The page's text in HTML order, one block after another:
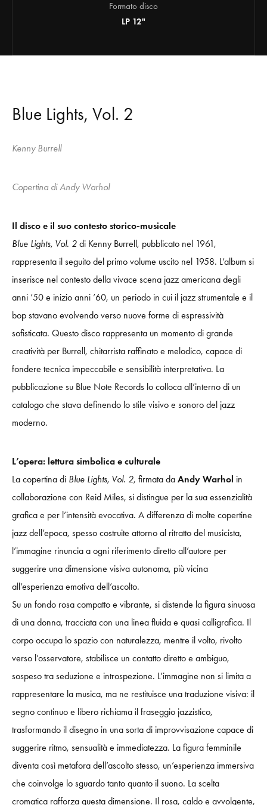
Formato disco
LP 12"
Blue Lights, Vol. 2
Kenny Burrell
Copertina di Andy Warhol
Il disco e il suo contesto storico-musicale
Blue Lights, Vol. 2 di Kenny Burrell, pubblicato nel 1961,
rappresenta il seguito del primo volume uscito nel 1958. L’album si
inserisce nel contesto della vivace scena jazz americana degli
anni ’50 e inizio anni ’60, un periodo in cui il jazz strumentale e il
bop stavano evolvendo verso nuove forme di espressività
sofisticata. Questo disco rappresenta un momento di grande
creatività per Burrell, chitarrista raffinato e melodico, capace di
fondere tecnica impeccabile e sensibilità interpretativa. La
pubblicazione su Blue Note Records lo colloca all’interno di un
catalogo che stava definendo lo stile visivo e sonoro del jazz
moderno.
L’opera: lettura simbolica e culturale
La copertina di Blue Lights, Vol. 2, firmata da Andy Warhol in
collaborazione con Reid Miles, si distingue per la sua essenzialità
grafica e per l’intensità evocativa. A differenza di molte copertine
jazz dell’epoca, spesso costruite attorno al ritratto del musicista,
l’immagine rinuncia a ogni riferimento diretto all’autore per
suggerire una dimensione visiva autonoma, più vicina
all’esperienza emotiva dell’ascolto.
Su un fondo rosa compatto e vibrante, si distende la figura sinuosa
di una donna, tracciata con una linea fluida e quasi calligrafica. Il
corpo occupa lo spazio con naturalezza, mentre il volto, rivolto
verso l’osservatore, stabilisce un contatto diretto e ambiguo,
sospeso tra seduzione e introspezione. L’immagine non si limita a
rappresentare la musica, ma ne restituisce una traduzione visiva: il
segno continuo e libero richiama il fraseggio jazzistico,
trasformando il disegno in una sorta di improvvisazione capace di
suggerire ritmo, sensualità e immediatezza. La figura femminile
diventa così metafora dell’ascolto stesso, un’esperienza immersiva
che coinvolge lo sguardo tanto quanto il suono. La scelta
cromatica rafforza questa dimensione. Il rosa, caldo e avvolgente,